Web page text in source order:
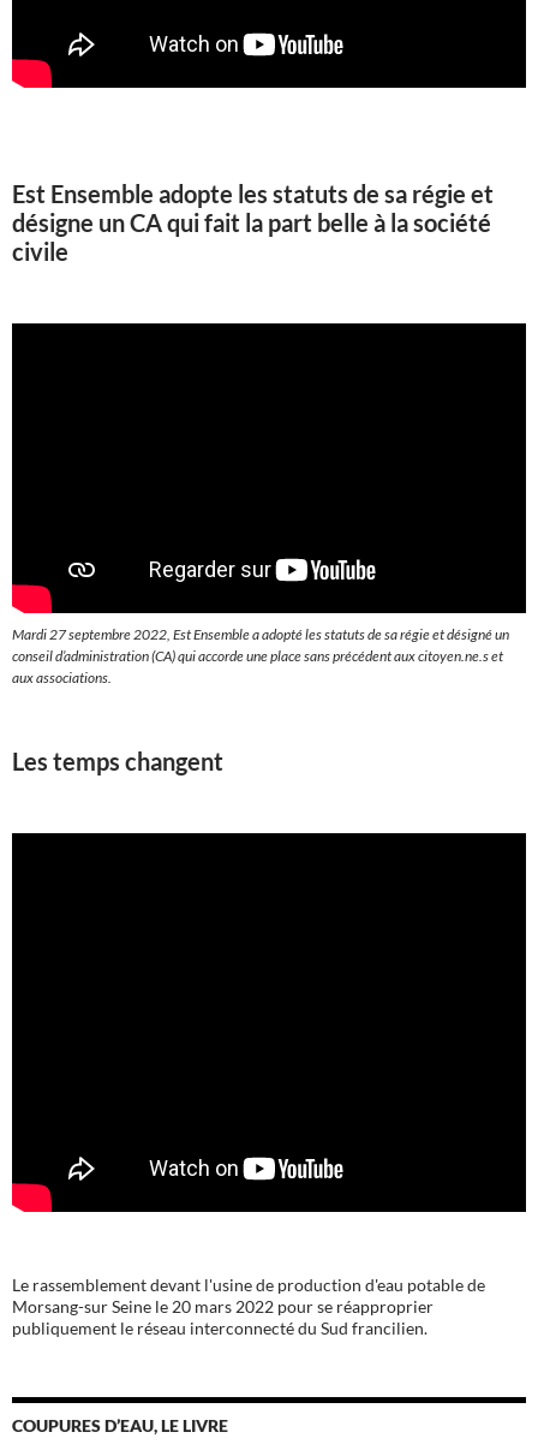
Est Ensemble adopte les statuts de sa régie et
désigne un CA qui fait la part belle à la société
civile
Mardi 27 septembre 2022, Est Ensemble a adopté les statuts de sa régie et désigné un
conseil d’administration (CA) qui accorde une place sans précédent aux citoyen.ne.s et
aux associations.
Les temps changent
Le rassemblement devant l'usine de production d'eau potable de
Morsang-sur Seine le 20 mars 2022 pour se réapproprier
publiquement le réseau interconnecté du Sud francilien.
COUPURES D’EAU, LE LIVRE